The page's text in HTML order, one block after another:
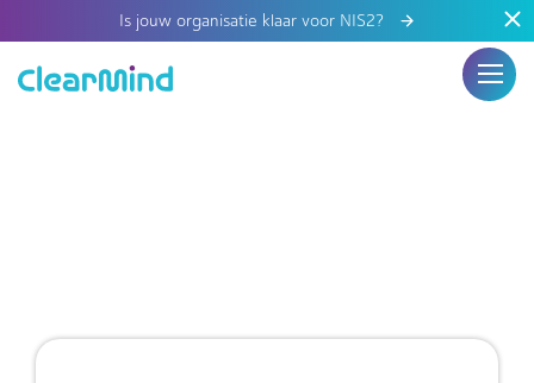
Is jouw organisatie klaar voor NIS2?